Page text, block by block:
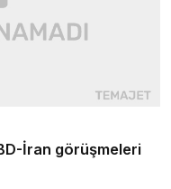
İran görüşmeleri